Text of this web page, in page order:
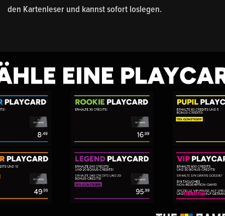
den Kartenleser und kannst sofort loslegen.